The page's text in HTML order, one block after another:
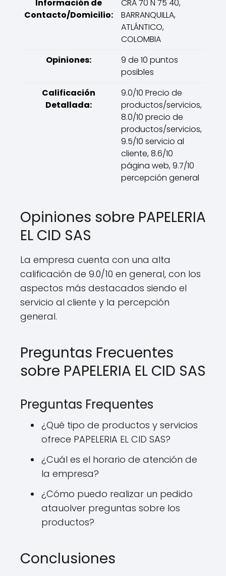
Información de
Contacto/Domicilio:
CRA 70 N 75 40,
BARRANQUILLA,
ATLÁNTICO,
COLOMBIA
Opiniones:
9 de 10 puntos
posibles
Calificación
Detallada:
9.0/10 Precio de
productos/servicios,
8.0/10 precio de
productos/servicios,
9.5/10 servicio al
cliente, 8.6/10
página web, 9.7/10
percepción general
Opiniones sobre PAPELERIA
EL CID SAS
La empresa cuenta con una alta
calificación de 9.0/10 en general, con los
aspectos más destacados siendo el
servicio al cliente y la percepción
general.
Preguntas Frecuentes
sobre PAPELERIA EL CID SAS
Preguntas Frequentes
¿Qué tipo de productos y servicios
ofrece PAPELERIA EL CID SAS?
¿Cuál es el horario de atención de
la empresa?
¿Cómo puedo realizar un pedido
atauolver preguntas sobre los
productos?
Conclusiones